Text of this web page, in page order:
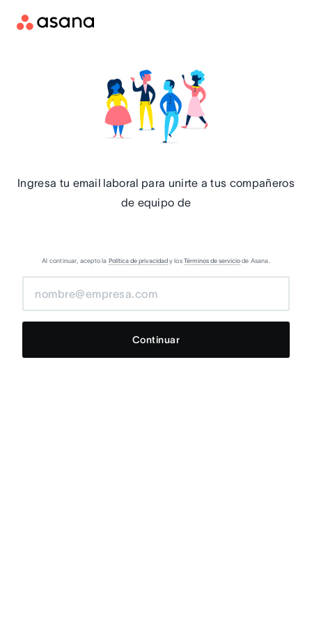
Ingresa tu email laboral para unirte a tus compañeros
de equipo de
Al continuar, acepto la Política de privacidady los Términos de serviciode Asana.
Continuar